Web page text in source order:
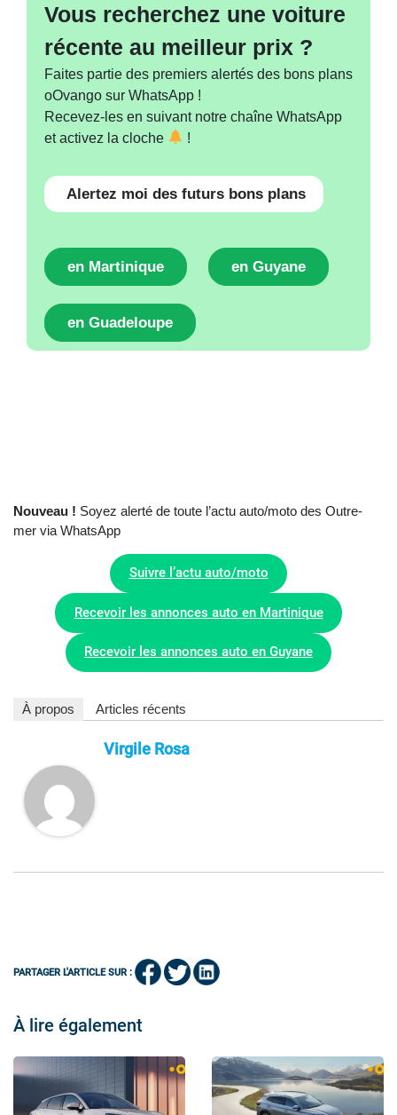
Vous recherchez une voiture
récente au meilleur prix ?
Faites partie des premiers alertés des bons plans
oOvango sur WhatsApp !
Recevez-les en suivant notre chaîne WhatsApp
et activez la cloche
!
Alertez moi des futurs bons plans
en Martinique en Guyane
en Guadeloupe
Nouveau ! Soyez alerté de toute l’actu auto/moto des Outre-
mer via WhatsApp
Suivre l’actu auto/moto
Recevoir les annonces auto en Martinique
Recevoir les annonces auto en Guyane
À propos Articles récents
Virgile Rosa
PARTAGER L'ARTICLE SUR :
À lire également